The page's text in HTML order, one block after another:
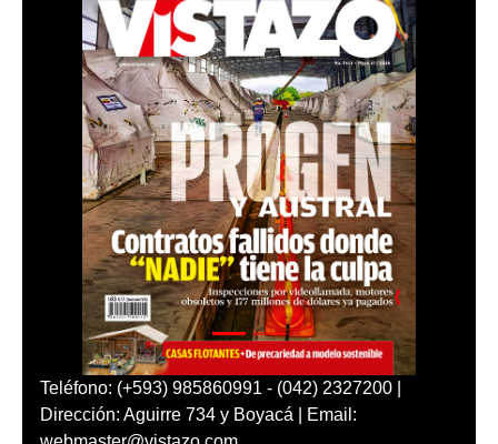
Teléfono: (+593) 985860991 - (042) 2327200 |
Dirección: Aguirre 734 y Boyacá | Email: